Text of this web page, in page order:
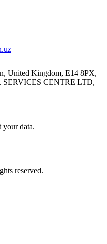
United Kingdom, E14 8PX,
CENTRE LTD,
your data.
reserved.